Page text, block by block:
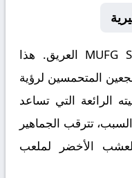
MUFG العريق. هذا
المتحمسين لرؤية
الرائعة التي تساعد
تترقب الجماهير
الأخضر لملعب